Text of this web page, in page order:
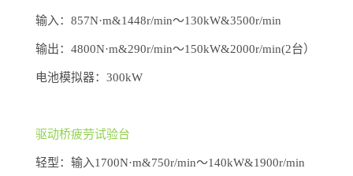
输入：857N·m&1448r/min～130kW&3500r/min
输出：4800N·m&290r/min～150kW&2000r/min(2台）
电池模拟器：300kW
驱动桥疲劳试验台
轻型：输入1700N·m&750r/min～140kW&1900r/min